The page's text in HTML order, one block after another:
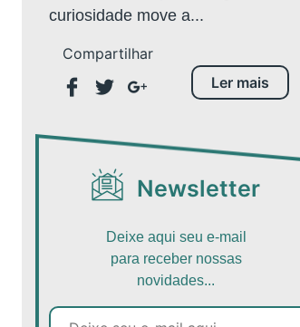
curiosidade move a...
Compartilhar
Ler mais
Newsletter
Deixe aqui seu e-mail
para receber nossas
novidades...